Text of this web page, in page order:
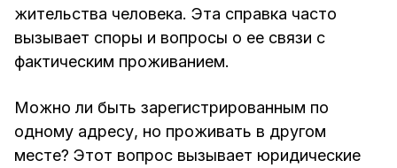
жительства человека. Эта справка часто
вызывает споры и вопросы о ее связи с
фактическим проживанием.
Можно ли быть зарегистрированным по
одному адресу, но проживать в другом
месте? Этот вопрос вызывает юридические